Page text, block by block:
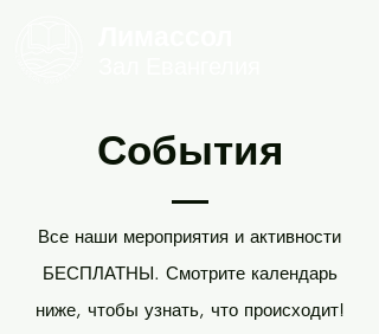
События
Все наши мероприятия и активности
БЕСПЛАТНЫ. Смотрите календарь
ниже, чтобы узнать, что происходит!